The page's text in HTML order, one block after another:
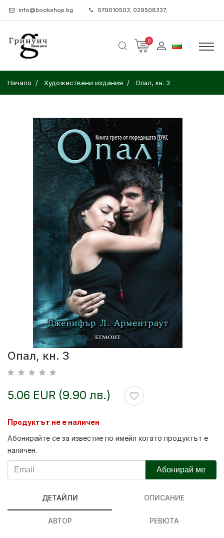
info@bookshop.bg 070010503; 029508337;
0
Начало Художествени издания Опал, кн. 3
Опал, кн. 3
5.06 EUR (9.90 лв.)
Продуктът не е наличен
Абонирайте се за известие по имейл когато продуктът е
наличен.
Абонирай ме
ДЕТАЙЛИ ОПИСАНИЕ
АВТОР РЕВЮТА